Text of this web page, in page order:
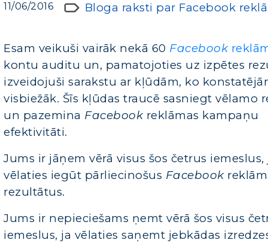
11/06/2016 Bloga raksti par Facebook
Esam veikuši vairāk nekā 60 Facebook
kontu auditu un, pamatojoties uz izpētes
izveidojuši sarakstu ar kļūdām, ko
visbiežāk. Šīs kļūdas traucē sasniegt vēlamo
un pazemina Facebook reklāmas kampaņu
efektivitāti.
Jums ir jāņem vērā visus šos četrus iemeslus,
vēlaties iegūt pārliecinošus Facebook
rezultātus.
Jums ir nepieciešams ņemt vērā šos visus
iemeslus, ja vēlaties saņemt jebkādas